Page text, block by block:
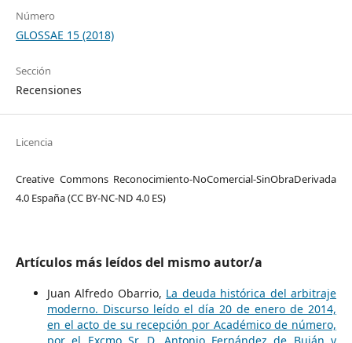
Número
GLOSSAE 15 (2018)
Sección
Recensiones
Licencia
Creative Commons Reconocimiento-NoComercial-SinObraDerivada
4.0 España (CC BY-NC-ND 4.0 ES)
Artículos más leídos del mismo autor/a
Juan Alfredo Obarrio, La deuda histórica del arbitraje
moderno. Discurso leído el día 20 de enero de 2014,
en el acto de su recepción por Académico de número,